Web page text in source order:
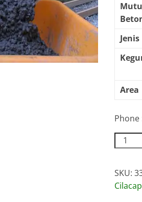
Mutu
Jenis
Area
Phone
Harga
Mix
Cilacap
SKU:
Cilacap